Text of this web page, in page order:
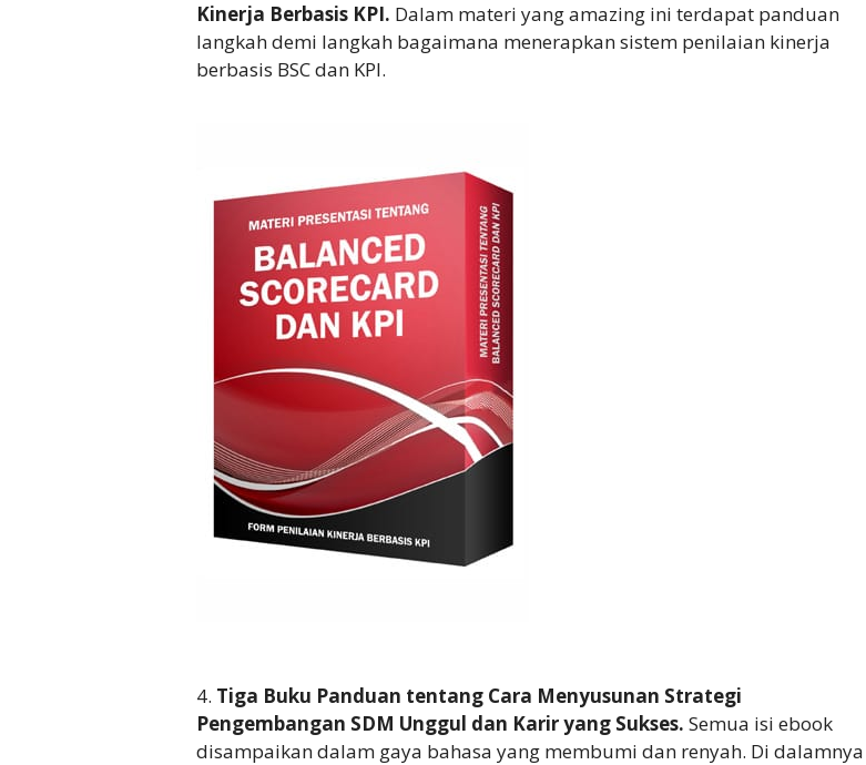
Kinerja Berbasis KPI. Dalam materi yang amazing ini terdapat panduan
langkah demi langkah bagaimana menerapkan sistem penilaian kinerja
berbasis BSC dan KPI.
4. Tiga Buku Panduan tentang Cara Menyusunan Strategi
Pengembangan SDM Unggul dan Karir yang Sukses. Semua isi ebook
disampaikan dalam gaya bahasa yang membumi dan renyah. Di dalamnya